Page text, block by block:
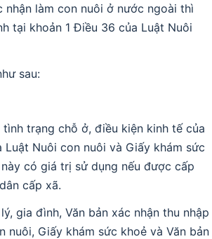
nhận làm con nuôi ở nước ngoài thì
tại khoản 1 Điều 36 của Luật Nuôi
sau:
tình trạng chỗ ở, điều kiện kinh tế của
Nuôi con nuôi và Giấy khám sức
có giá trị sử dụng nếu được cấp
cấp xã.
gia đình, Văn bản xác nhận thu nhập
nuôi, Giấy khám sức khoẻ và Văn bản